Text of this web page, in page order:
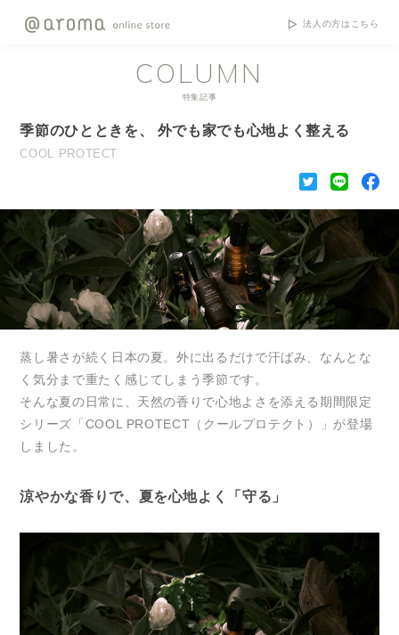
法人の方はこちら
COLUMN
特集記事
季節のひとときを、 外でも家でも心地よく整える
COOL PROTECT
蒸し暑さが続く日本の夏。外に出るだけで汗ばみ、なんとな
く気分まで重たく感じてしまう季節です。
そんな夏の日常に、天然の香りで心地よさを添える期間限定
シリーズ「COOL PROTECT（クールプロテクト）」が登場
しました。
涼やかな香りで、夏を心地よく「守る」